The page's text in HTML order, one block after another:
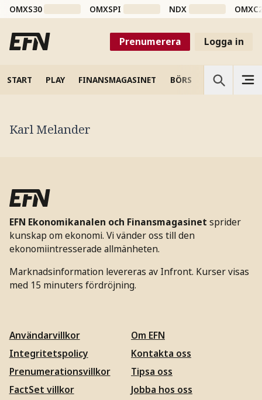
OMXS30 OMXSPI NDX
Prenumerera Logga in
START PLAY FINANSMAGASINET BÖRS VETENSKAP
Karl Melander
EFN Ekonomikanalen och Finansmagasinet sprider
kunskap om ekonomi. Vi vänder oss till den
ekonomiintresserade allmänheten.
Marknadsinformation levereras av Infront. Kurser visas
med 15 minuters fördröjning.
Användarvillkor
Integritetspolicy
Prenumerationsvillkor
FactSet villkor
Om EFN
Kontakta oss
Tipsa oss
Jobba hos oss